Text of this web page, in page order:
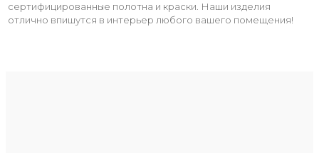
сертифицированные полотна и краски. Наши изделия
отлично впишутся в интерьер любого вашего помещения!